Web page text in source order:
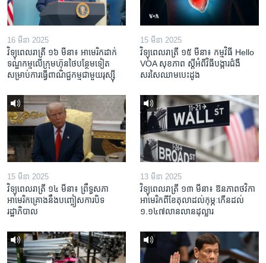
16 មីនា 2025
វិទ្យុពេលរាត្រី ១៦ មីនា៖ អាមេរិក​ដាក់​
ទណ្ឌកម្ម​លើ​ក្រុមហ៊ុន​ថៃ​បន្ថែម​ទៀត​
សម្រាប់​ការ​ធ្វើ​ពាណិជ្ជកម្ម​ជាមួយ​រុស្ស៊ី
15 មីនា 2025
វិទ្យុពេលរាត្រី ១៥ មីនា៖ កម្មវិធី ​Hello
VOA សុខភាព ស្ដី​អំពី​វិធី​បង្ការ​ជំងឺ​
សរសៃ​ឈាម​បេះដូង
15 មីនា 2025
វិទ្យុពេលរាត្រី ១៤ មីនា៖ ព្រឹទ្ធសភា
អាមេរិកគ្រោងនឹងបញ្ចៀសការបិទ
រដ្ឋាភិបាល
13 មីនា 2025
វិទ្យុពេលរាត្រី ១៣ មីនា៖ ឱនភាព​ថវិកា​
អាមេរិក​ពី​ខែ​តុលា​ដល់​កុម្ភៈ​កើន​ដល់​
១.១៤៧​លានលាន​ដុល្លារ